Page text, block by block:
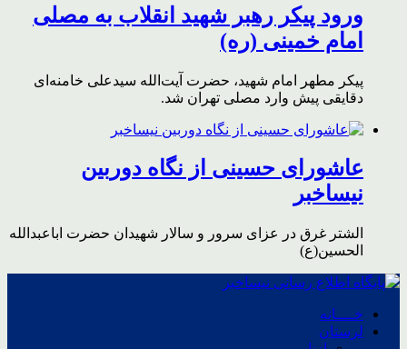
ورود پیکر رهبر شهید انقلاب به مصلی
امام خمینی (ره)
پیکر مطهر امام شهید،‌ حضرت آیت‌الله سیدعلی خامنه‌ای
دقایقی پیش وارد مصلی تهران شد.
عاشورای حسینی از نگاه دوربین
نیساخبر
الشتر غرق در عزای سرور و سالار شهیدان حضرت اباعبدالله
الحسین(ع)
خــــانه
لرستان